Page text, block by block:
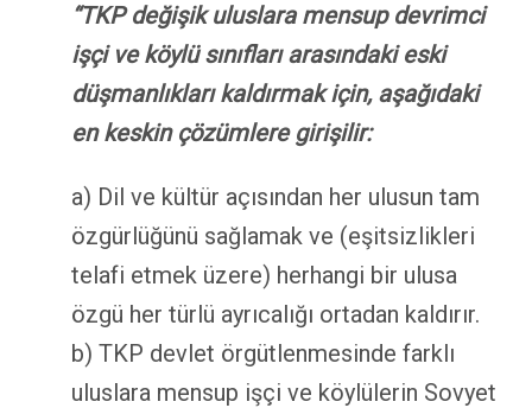
“TKP değişik uluslara mensup devrimci
işçi ve köylü sınıfları arasındaki eski
düşmanlıkları kaldırmak için, aşağıdaki
en keskin çözümlere girişilir:
a) Dil ve kültür açısından her ulusun tam
özgürlüğünü sağlamak ve (eşitsizlikleri
telafi etmek üzere) herhangi bir ulusa
özgü her türlü ayrıcalığı ortadan kaldırır.
b) TKP devlet örgütlenmesinde farklı
uluslara mensup işçi ve köylülerin Sovyet